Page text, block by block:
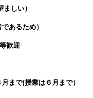
しい）
あるため）
歓迎
まで(授業は６月まで）